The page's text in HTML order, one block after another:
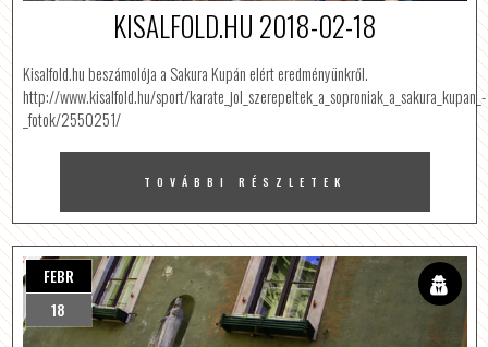
KISALFOLD.HU 2018-02-18
Kisalfold.hu beszámolója a Sakura Kupán elért eredményünkről.
http://www.kisalfold.hu/sport/karate_jol_szerepeltek_a_soproniak_a_sakura_kupan_-
_fotok/2550251/
TOVÁBBI RÉSZLETEK
FEBR
18